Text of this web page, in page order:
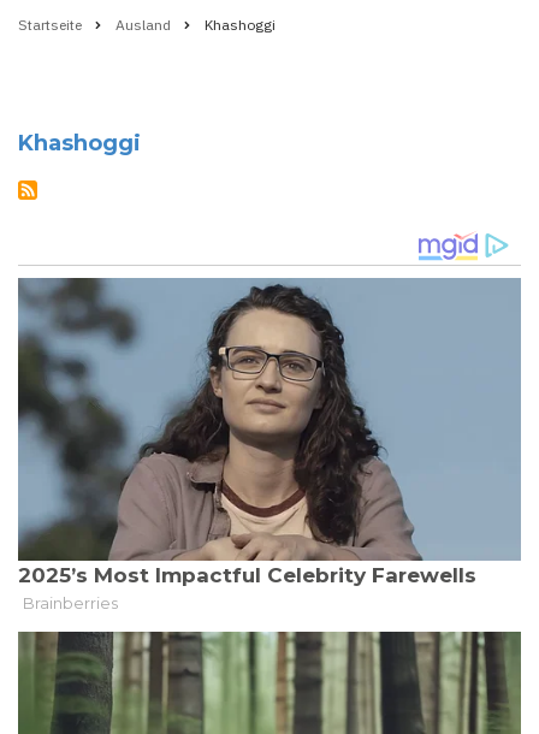
Pfadnavigation
Startseite Ausland Khashoggi
Khashoggi